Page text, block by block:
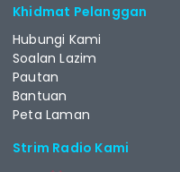
Khidmat Pelanggan
Hubungi Kami
Soalan Lazim
Pautan
Bantuan
Peta Laman
Strim Radio Kami